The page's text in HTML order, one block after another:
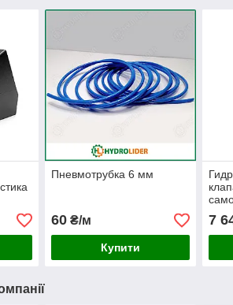
Пневмотрубка 6 мм
60₴/м
Купити
7